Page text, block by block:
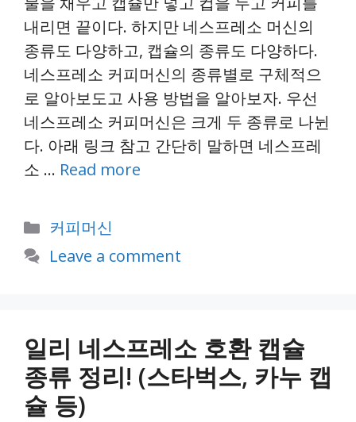
내리면 끝이다. 하지만 네스프레소 머신의
종류도 다양하고, 캡슐의 종류도 다양하다.
네스프레소 커피머신의 종류별로 구체적으
로 알아보도고 사용 방법을 알아보자. 우선
네스프레소 커피머신은 크게 두 종류로 나뉜
다. 아래 링크 참고 간단히 말하면 네스프레
소 … Read more
Categories
커피머신
Leave a comment
일리 네스프레소 호환 캡슐
종류 정리! (스타벅스, 카누 캡
슐 등)